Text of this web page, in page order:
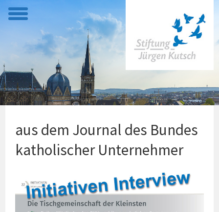
e
m
aus dem Journal des Bundes
katholischer Unternehmer